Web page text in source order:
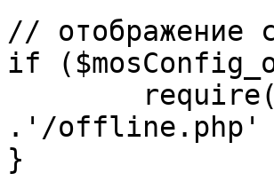
// отображение
if
.'/offline.php'
}